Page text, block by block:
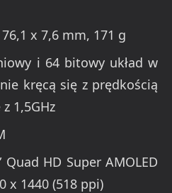
x 7,6 mm, 171 g
i 64 bitowy układ w
kręcą się z prędkością
1,5GHz
Quad HD Super AMOLED
x 1440 (518 ppi)